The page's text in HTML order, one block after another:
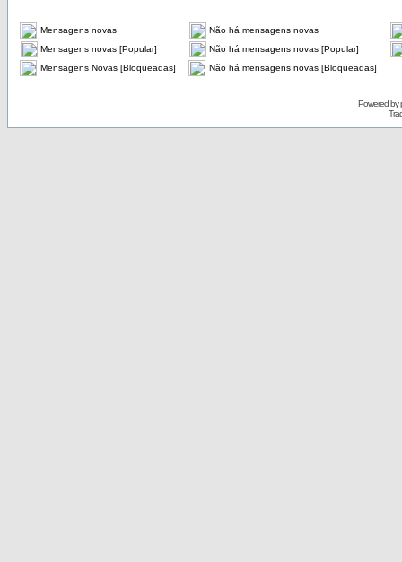
Mensagens novas
Não há mensagens novas
Mensagens novas [Popular]
Não há mensagens novas [Popular]
Mensagens Novas [Bloqueadas]
Não há mensagens novas [Bloqueadas]
Powered by